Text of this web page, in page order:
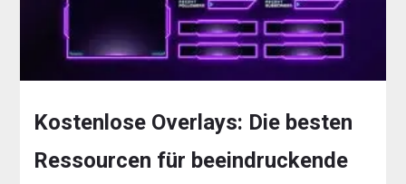
Kostenlose Overlays: Die besten
Ressourcen für beeindruckende